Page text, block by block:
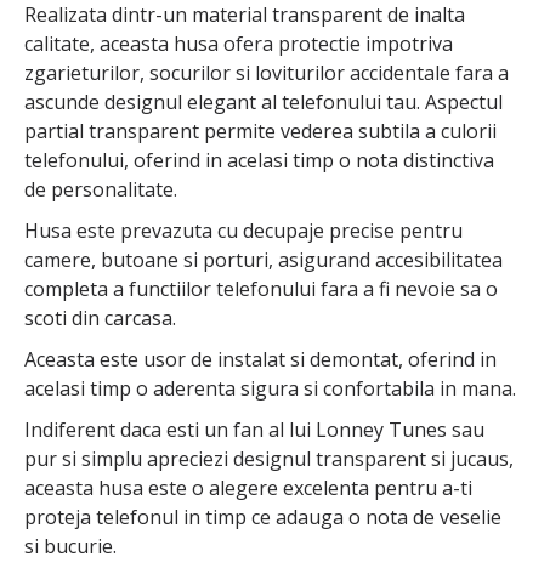
Realizata dintr-un material transparent de inalta
calitate, aceasta husa ofera protectie impotriva
zgarieturilor, socurilor si loviturilor accidentale fara a
ascunde designul elegant al telefonului tau. Aspectul
partial transparent permite vederea subtila a culorii
telefonului, oferind in acelasi timp o nota distinctiva
de personalitate.
Husa este prevazuta cu decupaje precise pentru
camere, butoane si porturi, asigurand accesibilitatea
completa a functiilor telefonului fara a fi nevoie sa o
scoti din carcasa.
Aceasta este usor de instalat si demontat, oferind in
acelasi timp o aderenta sigura si confortabila in mana.
Indiferent daca esti un fan al lui Lonney Tunes sau
pur si simplu apreciezi designul transparent si jucaus,
aceasta husa este o alegere excelenta pentru a-ti
proteja telefonul in timp ce adauga o nota de veselie
si bucurie.